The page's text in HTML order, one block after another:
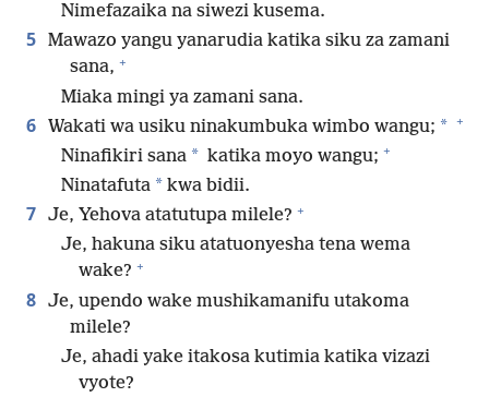
Nimefazaika na siwezi kusema.
5 Mawazo yangu yanarudia katika siku za zamani
sana, +
Miaka mingi ya zamani sana.
6 Wakati wa usiku ninakumbuka wimbo wangu; * +
Ninafikiri sana * katika moyo wangu; +
Ninatafuta * kwa bidii.
7 Je, Yehova atatutupa milele? +
Je, hakuna siku atatuonyesha tena wema
wake? +
8 Je, upendo wake mushikamanifu utakoma
milele?
Je, ahadi yake itakosa kutimia katika vizazi
vyote?